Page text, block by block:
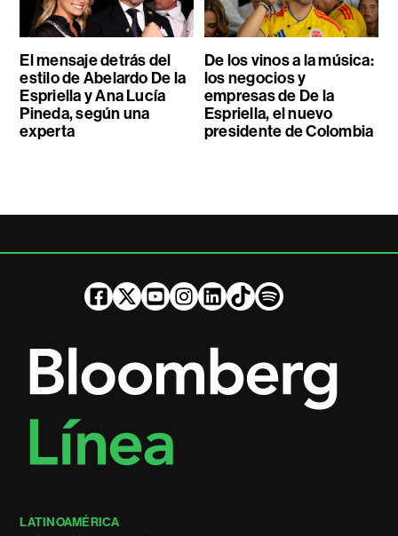
El mensaje detrás del
estilo de Abelardo De la
Espriella y Ana Lucía
Pineda, según una
experta
De los vinos a la música:
los negocios y
empresas de De la
Espriella, el nuevo
presidente de Colombia
LATINOAMÉRICA